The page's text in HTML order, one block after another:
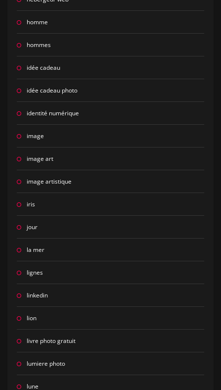
homme
hommes
idée cadeau
idée cadeau photo
identité numérique
image
image art
image artistique
iris
jour
la mer
lignes
linkedin
lion
livre photo gratuit
lumiere photo
lune